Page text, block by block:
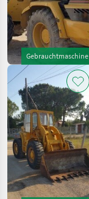
Gebrauchtmaschine